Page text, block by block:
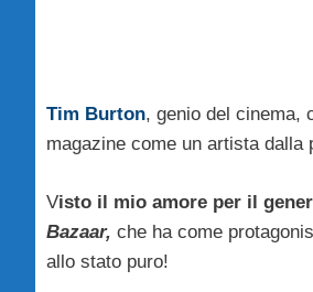
Tim Burton, genio del cinema,
magazine come un artista dalla
Visto il mio amore per il
Bazaar, che ha come
allo stato puro!